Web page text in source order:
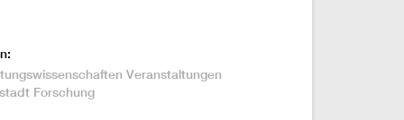
Veranstaltungen
Forschung